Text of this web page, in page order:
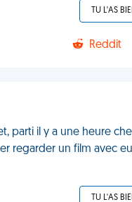
TU L'AS
Reddit
parti il y a une heure
regarder un film avec
TU L'AS